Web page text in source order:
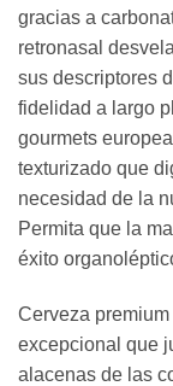
gracias a
retronasal
sus descriptores
fidelidad a largo
gourmets
texturizado que
necesidad de la
Permita que la
éxito
Cerveza
excepcional que
alacenas de las